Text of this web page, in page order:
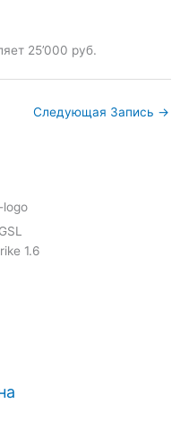
25’000 руб.
Следующая Запись →
1.6